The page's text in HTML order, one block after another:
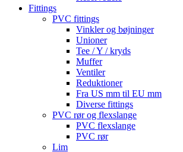
Fittings
PVC fittings
Vinkler og bøjninger
Unioner
Tee / Y / kryds
Muffer
Ventiler
Reduktioner
Fra US mm til EU mm
Diverse fittings
PVC rør og flexslange
PVC flexslange
PVC rør
Lim